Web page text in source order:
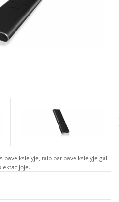
paveikslėlyje, taip pat paveikslėlyje gali